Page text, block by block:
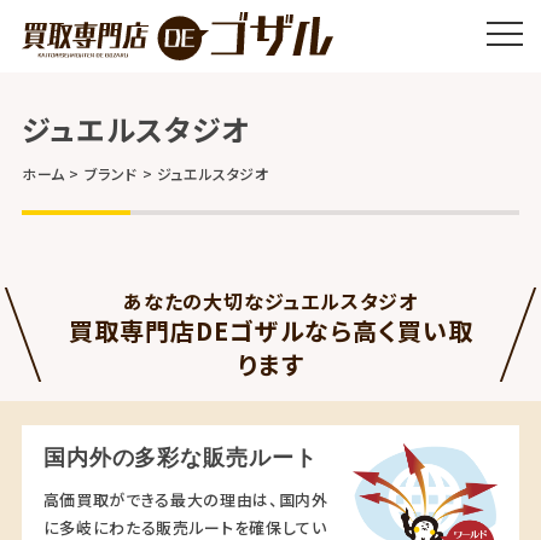
ジュエルスタジオ
ホーム ブランド ジュエルスタジオ
あなたの大切なジュエルスタジオ
買取専門店DEゴザルなら高く買い取
ります
国内外の多彩な販売ルート
高価買取ができる最大の理由は、国内外
に多岐にわたる販売ルートを確保してい